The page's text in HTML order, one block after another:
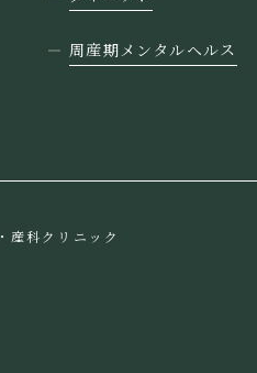
周産期メンタルヘルス
産科クリニック